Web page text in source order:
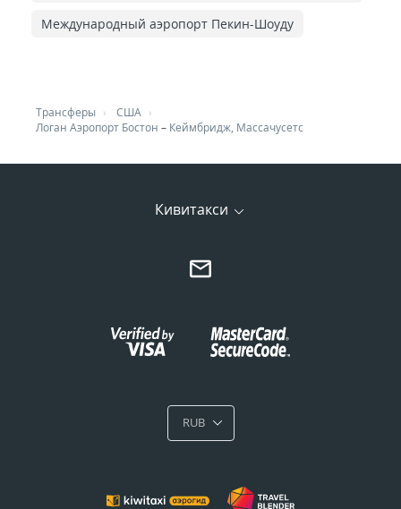
Международный аэропорт Пекин-Шоуду
Трансферы
США
Логан Аэропорт Бостон – Кеймбридж, Массачусетс
Кивитакси
RUB